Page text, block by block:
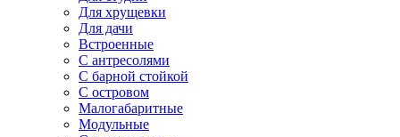
Для хрущевки
Для дачи
Встроенные
С антресолями
С барной стойкой
С островом
Малогабаритные
Модульные